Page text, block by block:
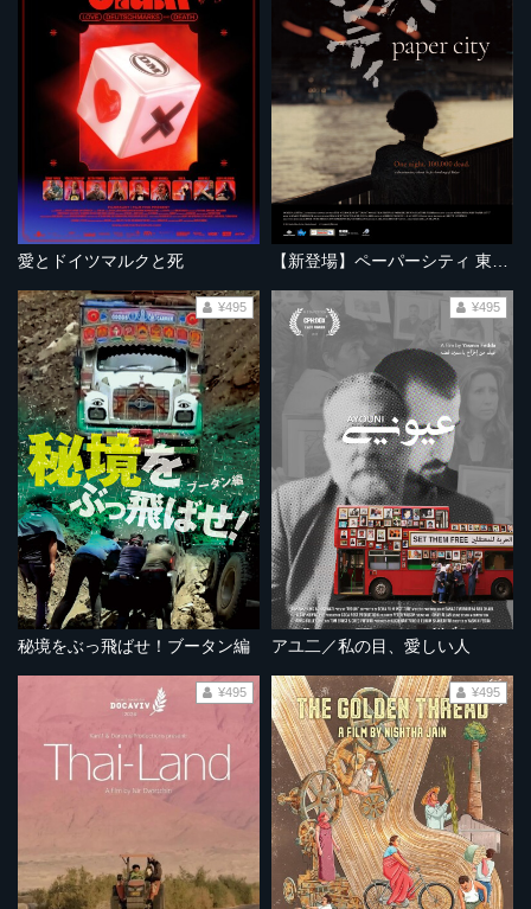
愛とドイツマルクと死
秘境をぶっ飛ばせ！ブータン編
¥495
アユ二／私の目、愛しい人
¥495
¥495 ¥495